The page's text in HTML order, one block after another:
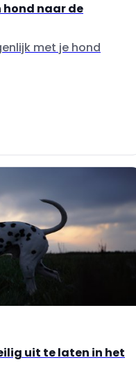
hond naar de
met je hond
uit te laten in het